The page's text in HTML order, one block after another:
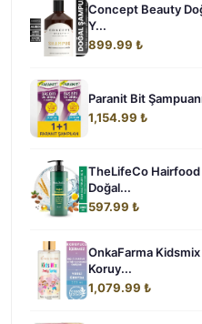
Concept Beauty
Y...
899.99 ₺
Paranit Bit
1,154.99 ₺
TheLifeCo Hairfood
Doğal...
597.99 ₺
OnkaFarma
Koruy...
1,079.99 ₺